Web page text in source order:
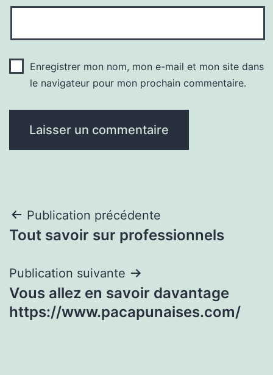
Enregistrer mon nom, mon e-mail et mon site dans
le navigateur pour mon prochain commentaire.
Navigation
de
l’article
Publication précédente
Tout savoir sur professionnels
Publication suivante
Vous allez en savoir davantage
https://www.pacapunaises.com/